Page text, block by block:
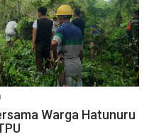
Warga Hatunuru